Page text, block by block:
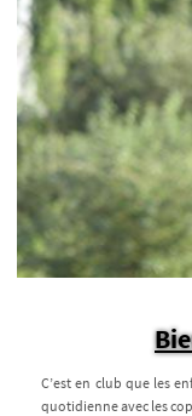
C’est en club que les
quotidienne avec les